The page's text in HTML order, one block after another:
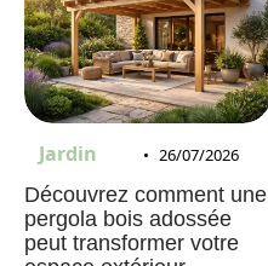
Jardin 26/07/2026
Découvrez comment une
pergola bois adossée
peut transformer votre